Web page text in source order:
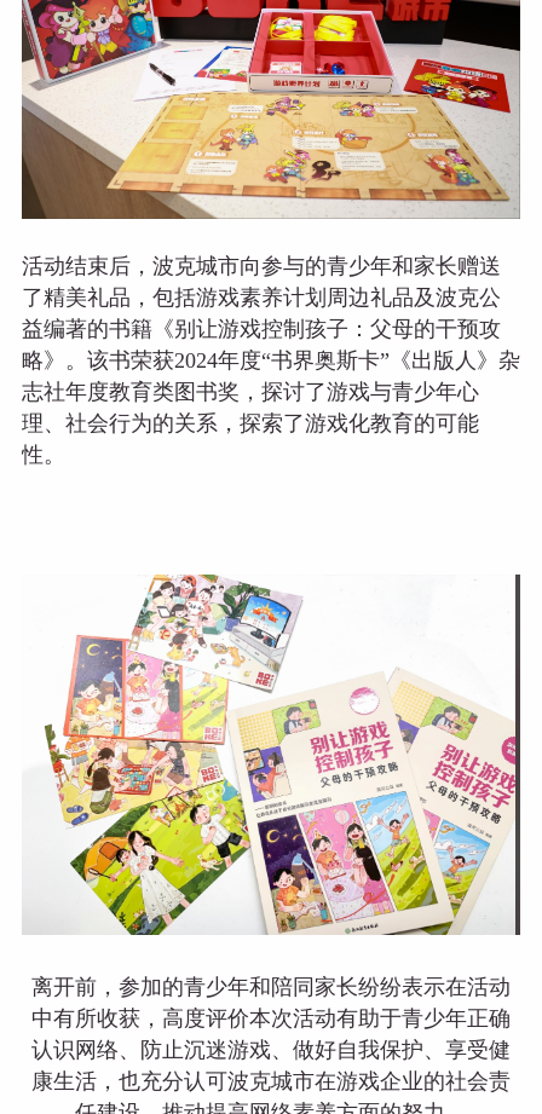
活动结束后，波克城市向参与的青少年和家长赠送
了精美礼品，包括游戏素养计划周边礼品及波克公
益编著的书籍《别让游戏控制孩子：父母的干预攻
略》。该书荣获2024年度“书界奥斯卡”《出版人》杂
志社年度教育类图书奖，探讨了游戏与青少年心
理、社会行为的关系，探索了游戏化教育的可能
性。
离开前，参加的青少年和陪同家长纷纷表示在活动
中有所收获，高度评价本次活动有助于青少年正确
认识网络、防止沉迷游戏、做好自我保护、享受健
康生活，也充分认可波克城市在游戏企业的社会责